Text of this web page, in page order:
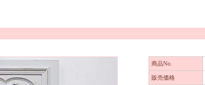
商品No.
販売価格